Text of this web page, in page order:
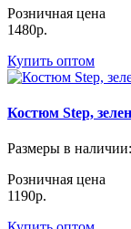
Розничная цена
1480р.
Купить оптом
Костюм Step,
Размеры в наличии
Розничная цена
1190р.